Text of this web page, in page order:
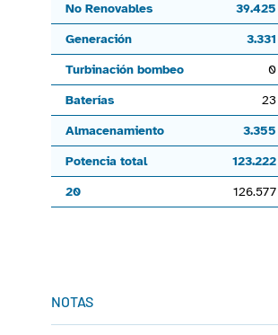
No Renovables
39.425
Generación
3.331
Turbinación bombeo
0
Baterías
23
Almacenamiento
3.355
Potencia total
123.222
20
126.577
NOTAS